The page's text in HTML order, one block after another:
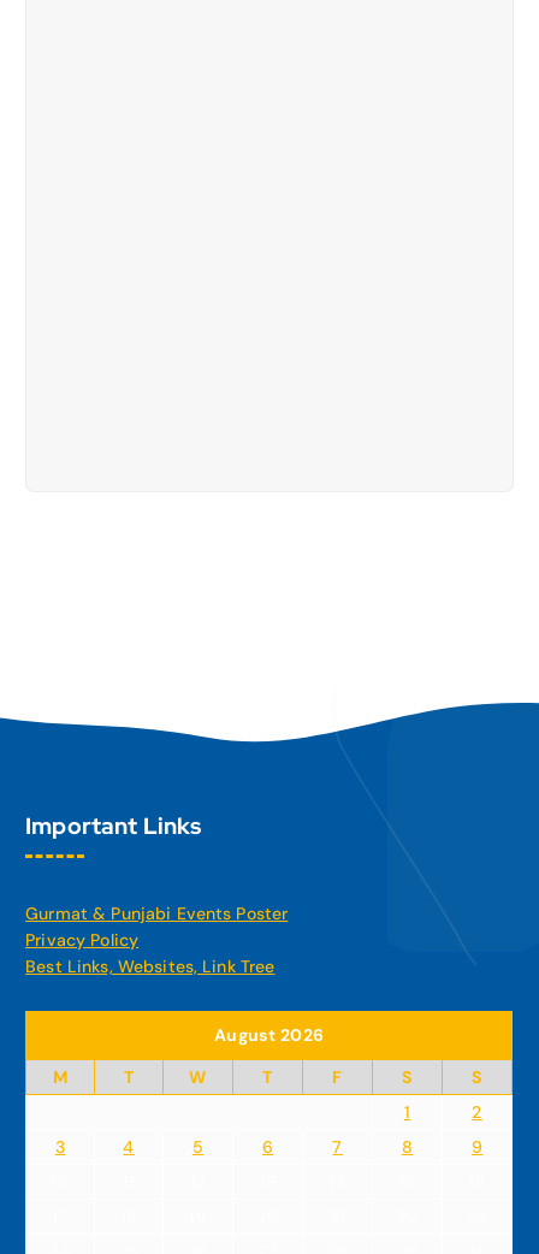
Important Links
Gurmat & Punjabi Events Poster
Privacy Policy
Best Links, Websites, Link Tree
August 2026
M
T W T F S
S
1
2
3
4 5 6 7 8
9